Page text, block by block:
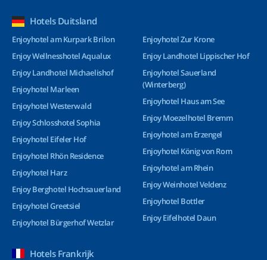
Hotels Duitsland
Enjoyhotel am Kurpark Brilon
Enjoy Wellnesshotel Aqualux
Enjoy Landhotel Michaelishof
Enjoyhotel Marleen
Enjoyhotel Westerwald
Enjoy Schlosshotel Sophia
Enjoyhotel Eifeler Hof
Enjoyhotel Rhön Residence
Enjoyhotel Harz
Enjoy Berghotel Hochsauerland
Enjoyhotel Greetsiel
Enjoyhotel Bürgerhof Wetzlar
Enjoyhotel Zur Krone
Enjoy Landhotel Lippischer Hof
Enjoyhotel Sauerland
(Winterberg)
Enjoyhotel Haus am See
Enjoy Moezelhotel Bremm
Enjoyhotel am Erzengel
Enjoyhotel König von Rom
Enjoyhotel am Rhein
Enjoy Weinhotel Veldenz
Enjoyhotel Bottler
Enjoy Eifelhotel Daun
Hotels Frankrijk